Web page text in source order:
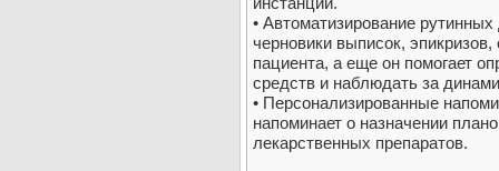
• Автоматизирование
черновики выписок,
пациента, а еще он помогает
средств и наблюдать за
• Персонализированные
напоминает о назначении
лекарственных препаратов.